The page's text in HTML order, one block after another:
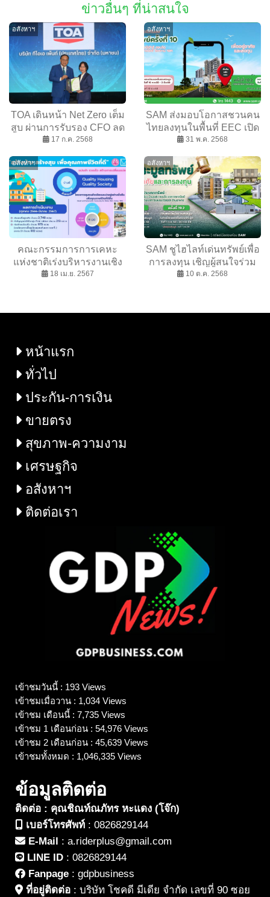
ข่าวอื่นๆ ที่น่าสนใจ
อสังหาฯ
TOA เดินหน้า Net Zero เต็ม
สูบ ผ่านการรับรอง CFO ลด
การปล่อยก๊าซเรือนกระจก
เป็นปีที่ 6 ตอกย้ำผู้นำ
GREEN MISSION ตัวจริง –
พร้อมสร้างอนาคตให้โลก
อย่างยั่งยืน
17 ก.ค. 2568
อสังหาฯ
SAM ส่งมอบโอกาสชวนคน
ไทยลงทุนในพื้นที่ EEC เปิด
ประมูลโรงงานขนาดใหญ่
phone with a couple of
people walking on a road
AI-generated content may
be incorrect.
31 พ.ค. 2568
อสังหาฯ
คณะกรรมการการเคหะ
แห่งชาติเร่งบริหารงานเชิง
รุก เพื่อให้การเคหะแห่งชาติ
18 เม.ย. 2567
อสังหาฯ
SAM ชูไฮไลท์เด่นทรัพย์เพื่อ
การลงทุน เชิญผู้สนใจร่วม
ประมูลบน 3 ทำเลทอง
สนใจทั่วประเทศ มูลค่ารวม
10 ต.ค. 2568
หน้าแรก
ทั่วไป
ประกัน-การเงิน
ขายตรง
สุขภาพ-ความงาม
เศรษฐกิจ
อสังหาฯ
ติดต่อเรา
เข้าชมวันนี้ : 193 Views
เข้าชมเมื่อวาน : 1,034 Views
เข้าชม เดือนนี้ : 7,735 Views
เข้าชม 1 เดือนก่อน : 54,976 Views
เข้าชม 2 เดือนก่อน : 45,639 Views
เข้าชมทั้งหมด : 1,046,335 Views
ข้อมูลติดต่อ
ติดต่อ : คุณชิณท์ณภัทร หะแดง (โจ๊ก)
เบอร์โทรศัพท์ : 0826829144
E-Mail : a.riderplus@gmail.com
LINE ID : 0826829144
Fanpage : gdpbusiness
ที่อยู่ติดต่อ : บริษัท โชคดี มีเดีย จำกัด เลขที่ 90 ซอย